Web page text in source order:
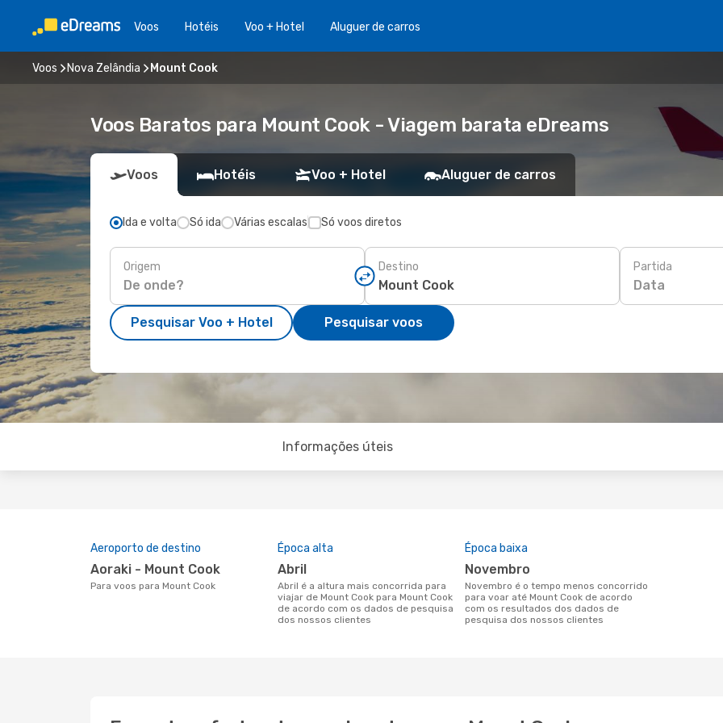
Voos Hotéis Voo + Hotel Aluguer de carros
Voos Nova Zelândia Mount Cook
Voos Baratos para Mount Cook - Viagem barata eDreams
Voos Hotéis Voo + Hotel Aluguer de carros
Ida e volta Só ida Várias escalas Só voos diretos
Origem Destino Partida
Data
Pesquisar Voo + Hotel Pesquisar voos
Informações úteis
Aeroporto de destino
Aoraki - Mount Cook
Para voos para Mount Cook
Época alta
abril
abril é a altura mais concorrida para
viajar de Mount Cook para Mount Cook
de acordo com os dados de pesquisa
dos nossos clientes
Época baixa
novembro
novembro é o tempo menos concorrido
para voar até Mount Cook de acordo
com os resultados dos dados de
pesquisa dos nossos clientes